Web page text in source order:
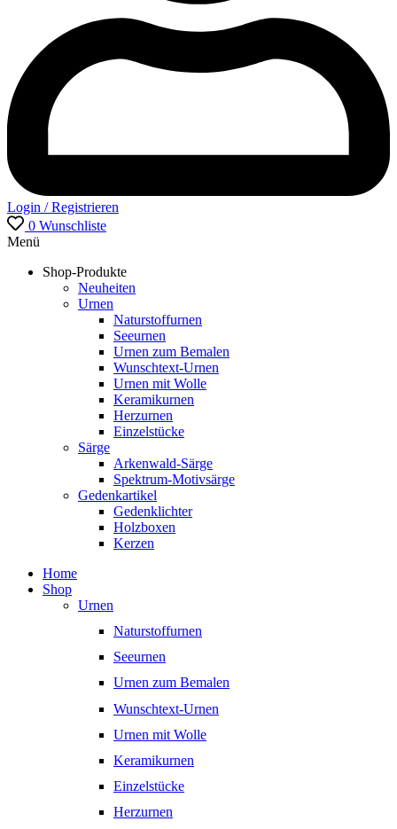
Login / Registrieren
0 Wunschliste
Menü
Shop-Produkte
Neuheiten
Urnen
Naturstoffurnen
Seeurnen
Urnen zum Bemalen
Wunschtext-Urnen
Urnen mit Wolle
Keramikurnen
Herzurnen
Einzelstücke
Särge
Arkenwald-Särge
Spektrum-Motivsärge
Gedenkartikel
Gedenklichter
Holzboxen
Kerzen
Home
Shop
Urnen
Naturstoffurnen
Seeurnen
Urnen zum Bemalen
Wunschtext-Urnen
Urnen mit Wolle
Keramikurnen
Einzelstücke
Herzurnen